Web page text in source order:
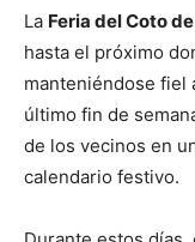
La Feria del Coto
hasta el próximo
manteniéndose fiel
último fin de
de los vecinos en
calendario festivo.